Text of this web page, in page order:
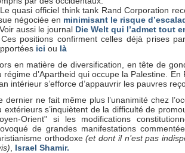
Le quasi officiel think tank Rand Corporation
négociée en minimisant le risque
Voir aussi le journal Die Welt qui l’admet tout
Ces positions confirment celles déjà prises
ici ou là
en matière de diversification, en tête de
régime d’Apartheid qui occupe la Palestine.
intérieur s’efforce d’appauvrir les pauvres
dernier ne fait même plus l’unanimité chez
extérieurs s’inquiètent de la difficulté de
Orient" si les modifications
de grandes manifestations
orthodoxe(et dont il n’est pas
Israel Shamir.